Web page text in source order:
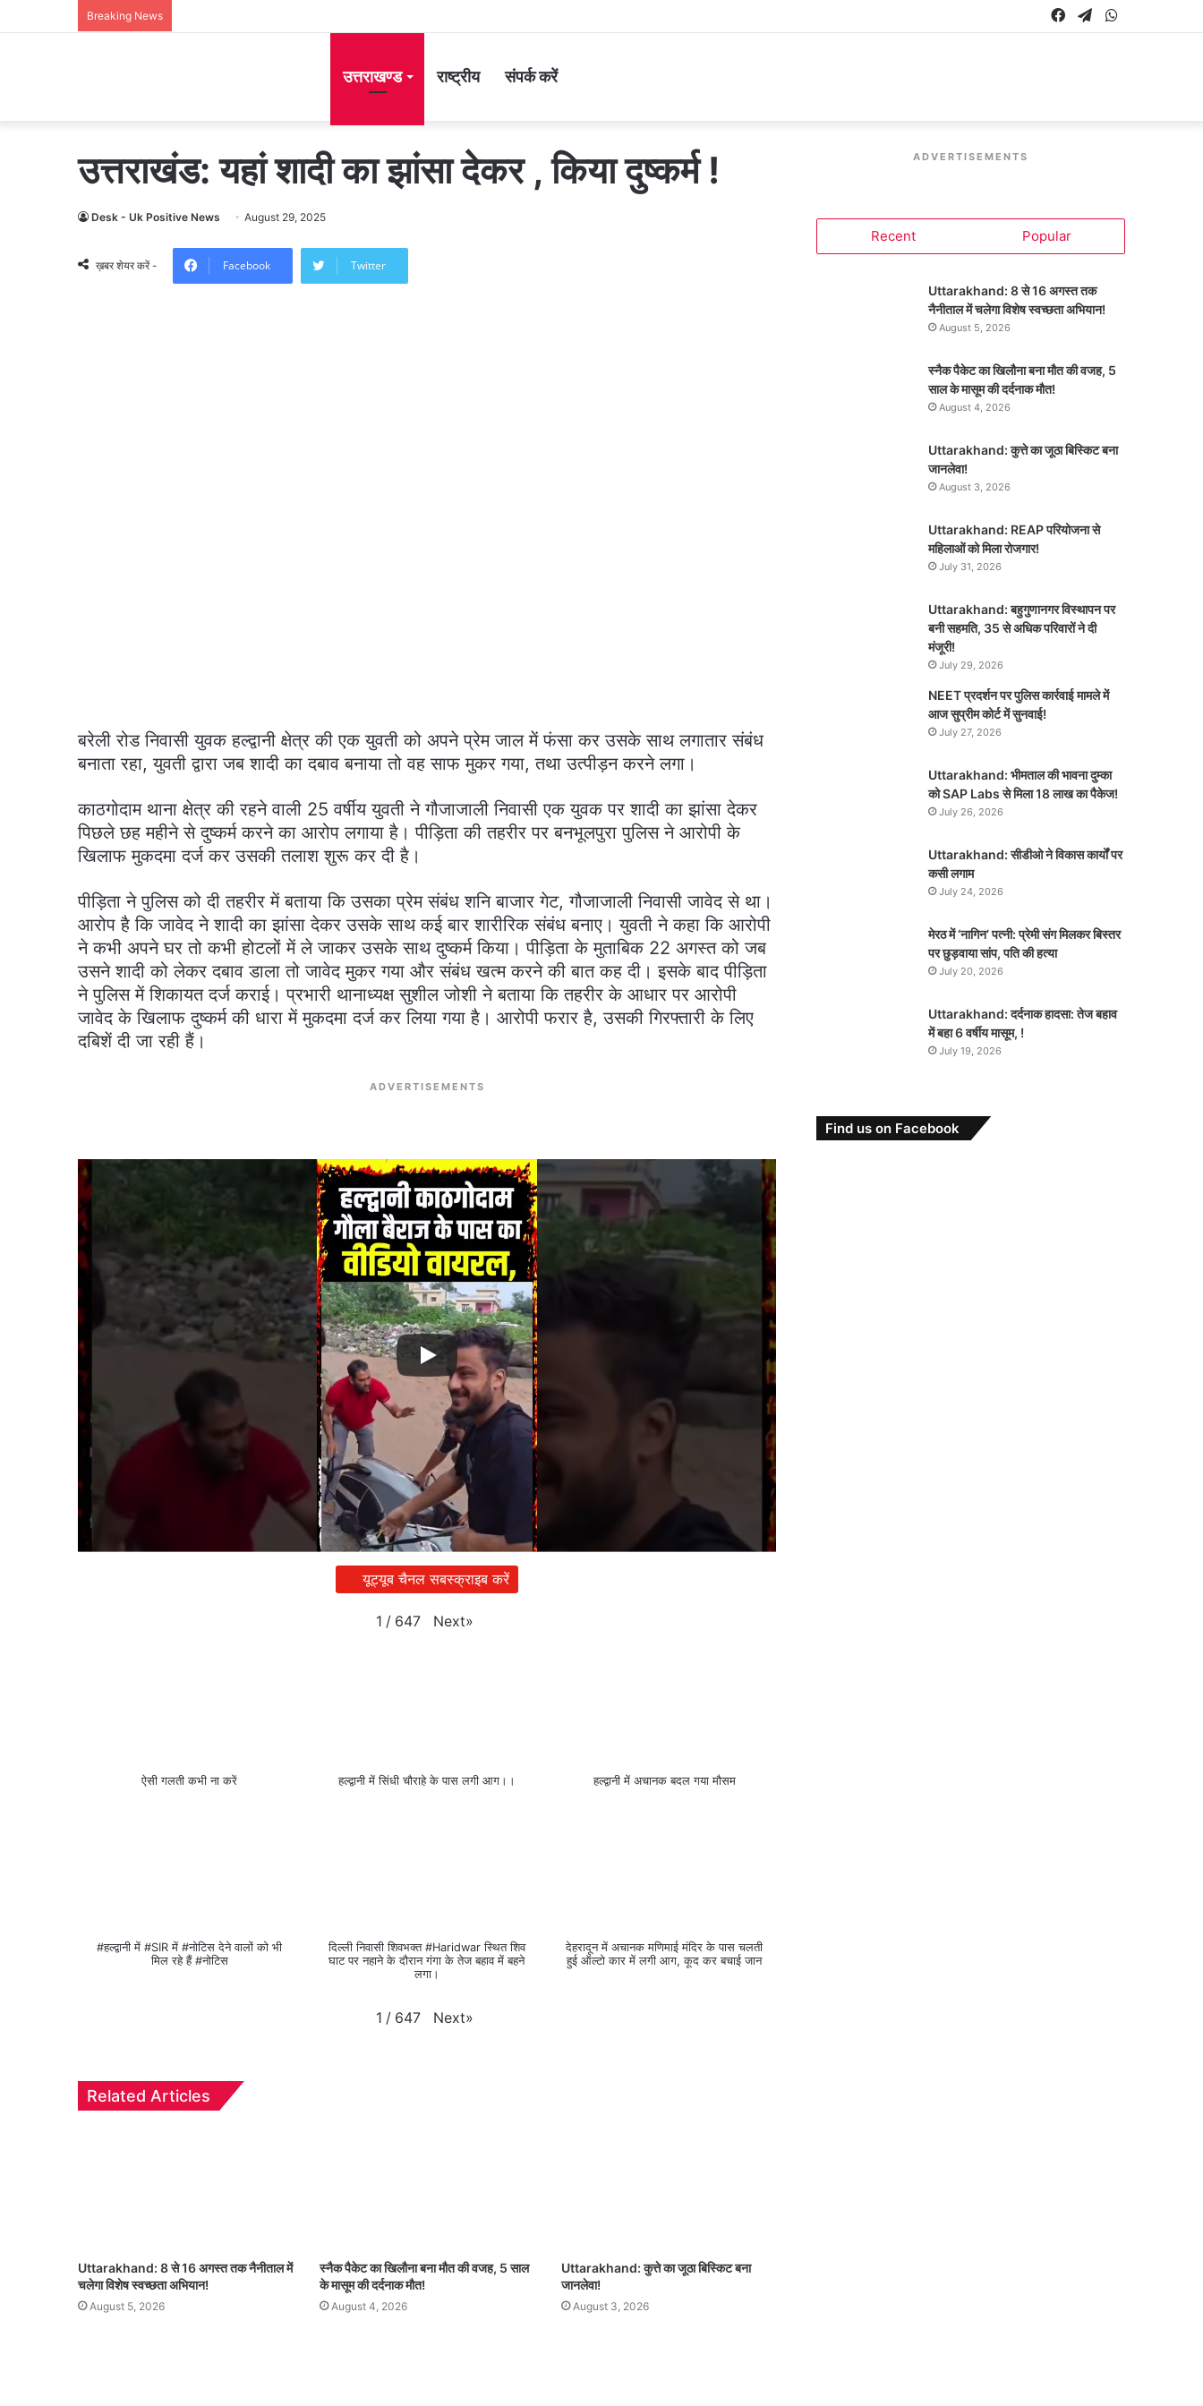
Breaking News Telegram
Facebook
उत्तराखण्ड राष्ट्रीय संपर्क करें
उत्तराखंड: यहां शादी का झांसा देकर , किया दुष्कर्म !
Desk - Uk Positive News August 29, 2025
ख़बर शेयर करें - Facebook Twitter
बरेली रोड निवासी युवक हल्द्वानी क्षेत्र की एक युवती को अपने प्रेम जाल में फंसा कर उसके साथ लगातार संबंध
बनाता रहा, युवती द्वारा जब शादी का दबाव बनाया तो वह साफ मुकर गया, तथा उत्पीड़न करने लगा।
काठगोदाम थाना क्षेत्र की रहने वाली 25 वर्षीय युवती ने गौजाजाली निवासी एक युवक पर शादी का झांसा देकर
पिछले छह महीने से दुष्कर्म करने का आरोप लगाया है। पीड़िता की तहरीर पर बनभूलपुरा पुलिस ने आरोपी के
खिलाफ मुकदमा दर्ज कर उसकी तलाश शुरू कर दी है।
पीड़िता ने पुलिस को दी तहरीर में बताया कि उसका प्रेम संबंध शनि बाजार गेट, गौजाजाली निवासी जावेद से था।
आरोप है कि जावेद ने शादी का झांसा देकर उसके साथ कई बार शारीरिक संबंध बनाए। युवती ने कहा कि आरोपी
ने कभी अपने घर तो कभी होटलों में ले जाकर उसके साथ दुष्कर्म किया। पीड़िता के मुताबिक 22 अगस्त को जब
उसने शादी को लेकर दबाव डाला तो जावेद मुकर गया और संबंध खत्म करने की बात कह दी। इसके बाद पीड़िता
ने पुलिस में शिकायत दर्ज कराई। प्रभारी थानाध्यक्ष सुशील जोशी ने बताया कि तहरीर के आधार पर आरोपी
जावेद के खिलाफ दुष्कर्म की धारा में मुकदमा दर्ज कर लिया गया है। आरोपी फरार है, उसकी गिरफ्तारी के लिए
दबिशें दी जा रही हैं।
ADVERTISEMENTS
यूट्यूब चैनल सबस्क्राइब करें
1 / 647 Next»
ऐसी गलती कभी ना करें हल्द्वानी में सिंधी चौराहे के पास लगी आग।। हल्द्वानी में अचानक बदल गया मौसम
#हल्द्वानी में #SIR में #नोटिस देने वालों को भी
मिल रहे हैं #नोटिस
दिल्ली निवासी शिवभक्त #Haridwar स्थित शिव
घाट पर नहाने के दौरान गंगा के तेज बहाव में बहने
लगा।
देहरादून में अचानक मणिमाई मंदिर के पास चलती
हुई ऑल्टो कार में लगी आग, कूद कर बचाई जान
1 / 647 Next»
Related Articles
Uttarakhand: 8 से 16 अगस्त तक नैनीताल में
चलेगा विशेष स्वच्छता अभियान!
August 5, 2026
स्नैक पैकेट का खिलौना बना मौत की वजह, 5 साल
के मासूम की दर्दनाक मौत!
August 4, 2026
Uttarakhand: कुत्ते का जूठा बिस्किट बना
जानलेवा!
August 3, 2026
ADVERTISEMENTS
Recent Popular
Uttarakhand: 8 से 16 अगस्त तक
नैनीताल में चलेगा विशेष स्वच्छता अभियान!
August 5, 2026
स्नैक पैकेट का खिलौना बना मौत की वजह, 5
साल के मासूम की दर्दनाक मौत!
August 4, 2026
Uttarakhand: कुत्ते का जूठा बिस्किट बना
जानलेवा!
August 3, 2026
Uttarakhand: REAP परियोजना से
महिलाओं को मिला रोजगार!
July 31, 2026
Uttarakhand: बहुगुणानगर विस्थापन पर
बनी सहमति, 35 से अधिक परिवारों ने दी
मंजूरी!
July 29, 2026
NEET प्रदर्शन पर पुलिस कार्रवाई मामले में
आज सुप्रीम कोर्ट में सुनवाई!
July 27, 2026
Uttarakhand: भीमताल की भावना दुम्का
को SAP Labs से मिला 18 लाख का पैकेज!
July 26, 2026
Uttarakhand: सीडीओ ने विकास कार्यों पर
कसी लगाम
July 24, 2026
मेरठ में ‘नागिन’ पत्नी: प्रेमी संग मिलकर बिस्तर
पर छुड़वाया सांप, पति की हत्या
July 20, 2026
Uttarakhand: दर्दनाक हादसा: तेज बहाव
में बहा 6 वर्षीय मासूम, !
July 19, 2026
Find us on Facebook